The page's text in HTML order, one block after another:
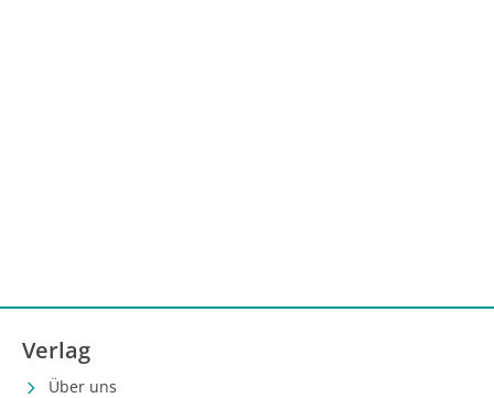
Verlag
Über uns